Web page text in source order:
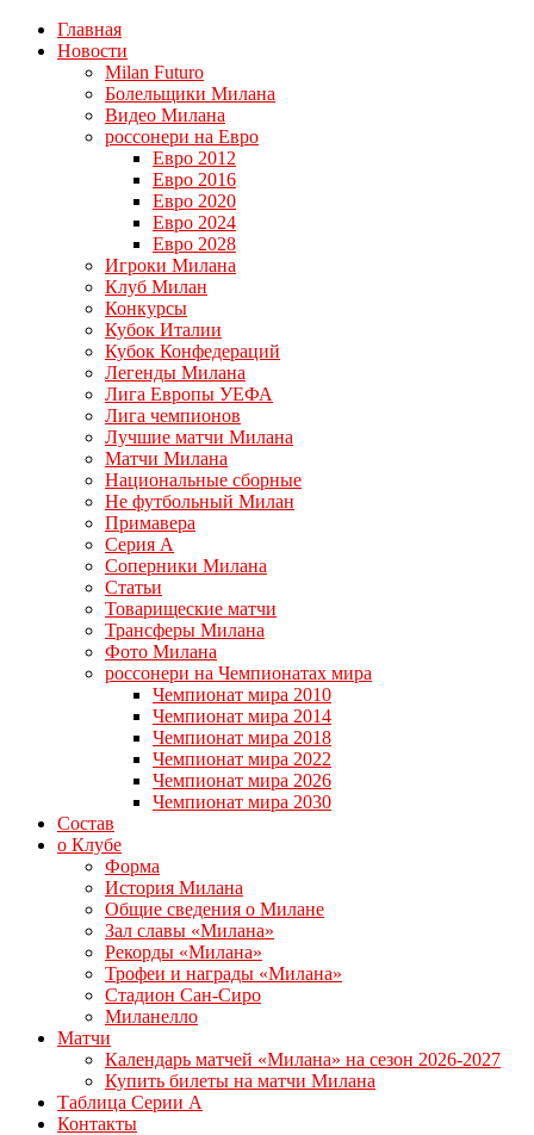
Главная
Новости
Milan Futuro
Болельщики Милана
Видео Милана
россонери на Евро
Евро 2012
Евро 2016
Евро 2020
Евро 2024
Евро 2028
Игроки Милана
Клуб Милан
Конкурсы
Кубок Италии
Кубок Конфедераций
Легенды Милана
Лига Европы УЕФА
Лига чемпионов
Лучшие матчи Милана
Матчи Милана
Национальные сборные
Не футбольный Милан
Примавера
Серия А
Соперники Милана
Статьи
Товарищеские матчи
Трансферы Милана
Фото Милана
россонери на Чемпионатах мира
Чемпионат мира 2010
Чемпионат мира 2014
Чемпионат мира 2018
Чемпионат мира 2022
Чемпионат мира 2026
Чемпионат мира 2030
Состав
о Клубе
Форма
История Милана
Общие сведения о Милане
Зал славы «Милана»
Рекорды «Милана»
Трофеи и награды «Милана»
Стадион Сан-Сиро
Миланелло
Матчи
Календарь матчей «Милана» на сезон 2026-2027
Купить билеты на матчи Милана
Таблица Серии А
Контакты